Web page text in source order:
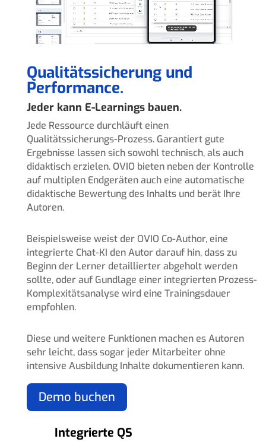
Qualitätssicherung und
Performance.
Jeder kann E-Learnings bauen.
Jede Ressource durchläuft einen
Qualitätssicherungs-Prozess. Garantiert gute
Ergebnisse lassen sich sowohl technisch, als auch
didaktisch erzielen. OVIO bieten neben der Kontrolle
auf multiplen Endgeräten auch eine automatische
didaktische Bewertung des Inhalts und berät Ihre
Autoren.
Beispielsweise weist der OVIO Co-Author, eine
integrierte Chat-KI den Autor darauf hin, dass zu
Beginn der Lerner detaillierter abgeholt werden
sollte, oder auf Gundlage einer integrierten Prozess-
Komplexitätsanalyse wird eine Trainingsdauer
empfohlen.
Diese und weitere Funktionen machen es Autoren
sehr leicht, dass sogar jeder Mitarbeiter ohne
intensive Ausbildung Inhalte dokumentieren kann.
Demo buchen
Integrierte QS